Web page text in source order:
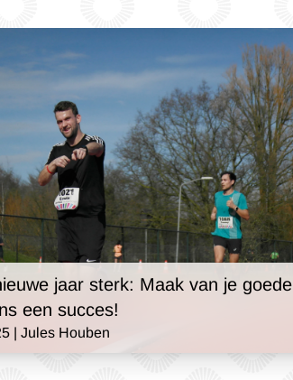
jaar sterk: Maak van je goede
een succes!
| Jules Houben